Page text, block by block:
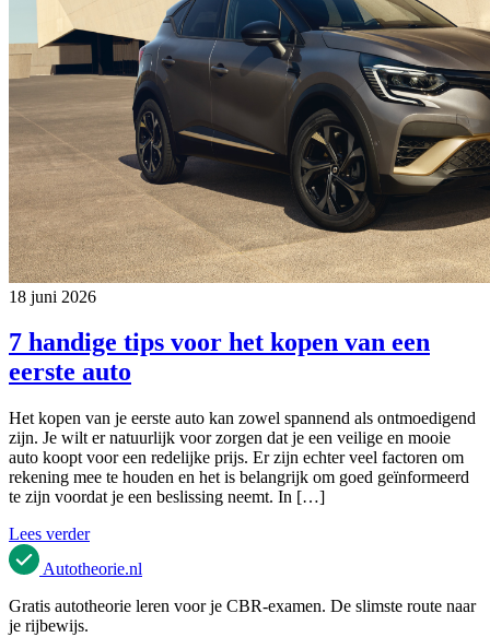
18 juni 2026
7 handige tips voor het kopen van een
eerste auto
Het kopen van je eerste auto kan zowel spannend als ontmoedigend
zijn. Je wilt er natuurlijk voor zorgen dat je een veilige en mooie
auto koopt voor een redelijke prijs. Er zijn echter veel factoren om
rekening mee te houden en het is belangrijk om goed geïnformeerd
te zijn voordat je een beslissing neemt. In […]
Lees verder
Autotheorie.nl
Gratis autotheorie leren voor je CBR-examen. De slimste route naar
je rijbewijs.